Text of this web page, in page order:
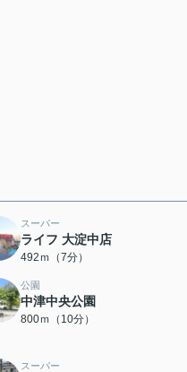
スーパー
ライフ 大淀中店
492ｍ（7分）
公園
中津中央公園
800ｍ（10分）
スーパー